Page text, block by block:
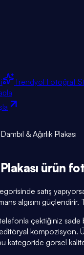
Trendyol Fotoğraf
Dambıl & Ağırlık Plakası
ürün
satış
algısını güçlendirir.
çektiğiniz sade
kompozisyon.
kategoride görsel